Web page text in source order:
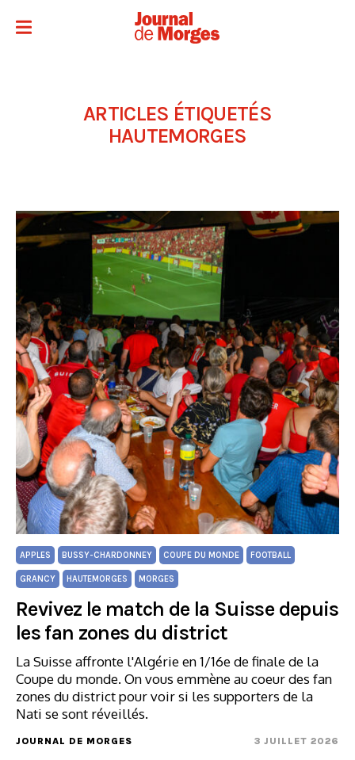
ARTICLES ÉTIQUETÉS
HAUTEMORGES
APPLES BUSSY-CHARDONNEY COUPE DU MONDE FOOTBALL
GRANCY HAUTEMORGES MORGES
Revivez le match de la Suisse depuis
les fan zones du district
La Suisse affronte l'Algérie en 1/16e de finale de la
Coupe du monde. On vous emmène au coeur des fan
zones du district pour voir si les supporters de la
Nati se sont réveillés.
JOURNAL DE MORGES 3 JUILLET 2026